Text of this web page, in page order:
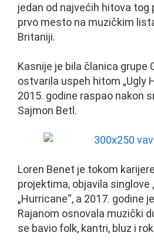
jedan od najvećih hitova tog
prvo mesto na muzičkim
Britaniji.
Kasnije je bila članica grupe
ostvarila uspeh hitom „Ugly
2015. godine raspao nakon
Sajmon Betl.
Loren Benet je tokom
projektima, objavila singlove
„Hurricane“, a 2017. godine
Rajanom osnovala muzički
se bavio folk, kantri, bluz i